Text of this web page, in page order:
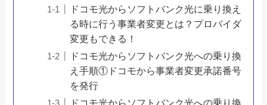
ドコモ光からソフトバンク光に乗り換え
る時に行う事業者変更とは？プロバイダ
変更もできる！
ドコモ光からソフトバンク光への乗り換
え手順①ドコモから事業者変更承諾番号
を発行
ドコモ光からソフトバンク光への乗り換